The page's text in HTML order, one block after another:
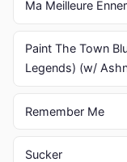
Ma Meilleure
Paint The Town
Legends) (w/
Remember Me
Sucker